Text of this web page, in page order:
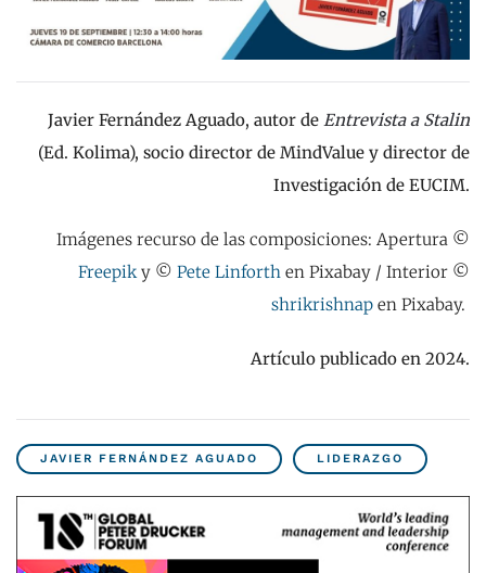
Javier Fernández Aguado, autor de Entrevista a Stalin
(Ed. Kolima), socio director de MindValue y director de
Investigación de EUCIM.
Imágenes recurso de las composiciones: Apertura ©
Freepiky © Pete Linforth en Pixabay / Interior ©
shrikrishnap en Pixabay.
Artículo publicado en 2024.
JAVIER FERNÁNDEZ AGUADO LIDERAZGO